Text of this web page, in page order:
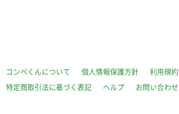
コンペくんについて 個人情報保護方針
利用規約
特定商取引法に基づく表記
ヘルプ お問い合わせ